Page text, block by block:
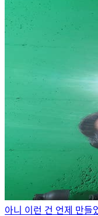
아니 이런 건 언제 만